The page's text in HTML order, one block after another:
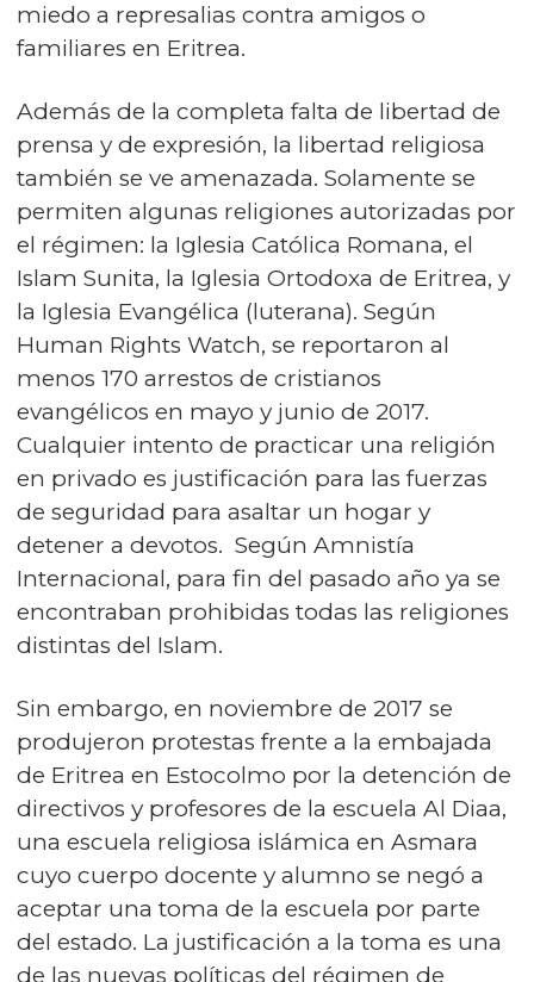
miedo a represalias contra amigos o
familiares en Eritrea.
Además de la completa falta de libertad de
prensa y de expresión, la libertad religiosa
también se ve amenazada. Solamente se
permiten algunas religiones autorizadas por
el régimen: la Iglesia Católica Romana, el
Islam Sunita, la Iglesia Ortodoxa de Eritrea, y
la Iglesia Evangélica (luterana). Según
Human Rights Watch, se reportaron al
menos 170 arrestos de cristianos
evangélicos en mayo y junio de 2017.
Cualquier intento de practicar una religión
en privado es justificación para las fuerzas
de seguridad para asaltar un hogar y
detener a devotos. Según Amnistía
Internacional, para fin del pasado año ya se
encontraban prohibidas todas las religiones
distintas del Islam.
Sin embargo, en noviembre de 2017 se
produjeron protestas frente a la embajada
de Eritrea en Estocolmo por la detención de
directivos y profesores de la escuela Al Diaa,
una escuela religiosa islámica en Asmara
cuyo cuerpo docente y alumno se negó a
aceptar una toma de la escuela por parte
del estado. La justificación a la toma es una
de las nuevas políticas del régimen de